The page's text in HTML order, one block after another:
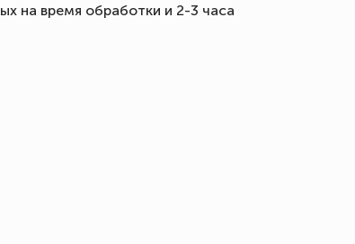
на время обработки и 2-3 часа